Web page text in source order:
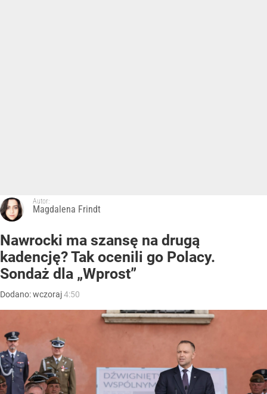
Autor:
Magdalena Frindt
Nawrocki ma szansę na drugą
kadencję? Tak ocenili go Polacy.
Sondaż dla „Wprost”
Dodano:wczoraj4:50